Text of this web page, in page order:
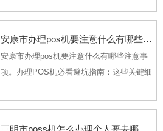
社交平台都找不到清晰靠谱的正规渠道，要
找错...
安康市办理pos机要注意什么有哪些注意事项
安康市办理pos机要注意什么有哪些注意事
项。办理POS机必看避坑指南：这些关键细
机时只盯着“低费率”“免费送”的宣传，等用了
三明市poss机怎么办理个人要去哪里办理呢